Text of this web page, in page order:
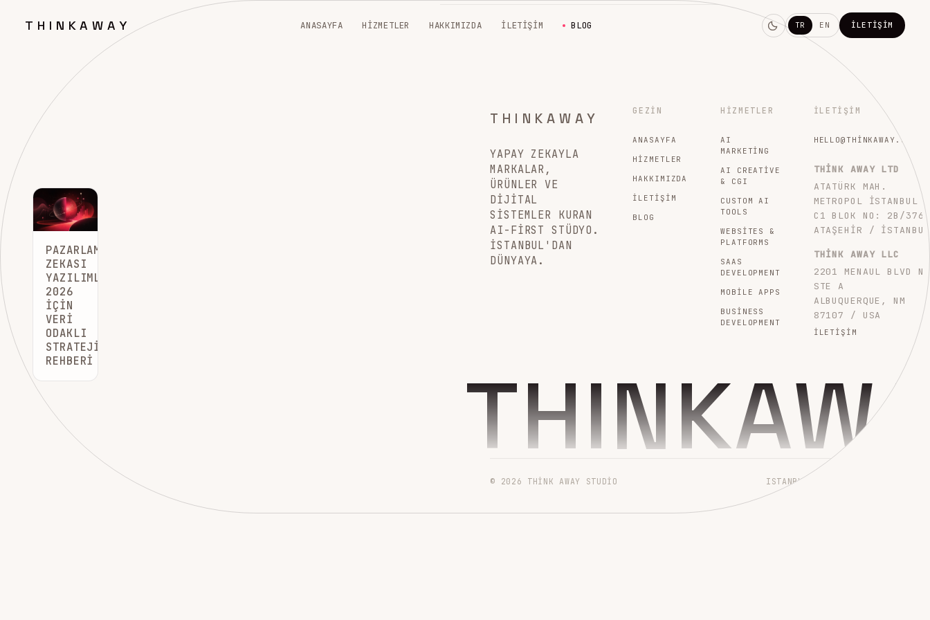
THINKAWAY ANASAYFA HIZMETLER HAKKIMIZDA İLETIŞIM BLOG TR EN İLETIŞIM
PAZARLAMA
ZEKASI
YAZILIMLARI:
2026
İÇIN
VERI
ODAKLI
STRATEJI
REHBERI
THINKAWAY
YAPAY ZEKAYLA
MARKALAR,
ÜRÜNLER VE
DIJITAL
SISTEMLER KURAN
AI-FIRST STÜDYO.
İSTANBUL'DAN
DÜNYAYA.
GEZIN
ANASAYFA
HIZMETLER
HAKKIMIZDA
İLETIŞIM
BLOG
HIZMETLER
AI
MARKETING
AI CREATIVE
& CGI
CUSTOM AI
TOOLS
WEBSITES &
PLATFORMS
SAAS
DEVELOPMENT
MOBILE APPS
BUSINESS
DEVELOPMENT
İLETIŞIM
THINK AWAY LTD
ATATÜRK MAH.
METROPOL İSTANBUL
C1 BLOK NO: 2B/376
ATAŞEHIR / İSTANBUL
THINK AWAY LLC
2201 MENAUL BLVD NE
STE A
ALBUQUERQUE, NM
87107 / USA
İLETIŞIM
© 2026 THINK AWAY STUDIO ISTANBUL → WORLDWIDE